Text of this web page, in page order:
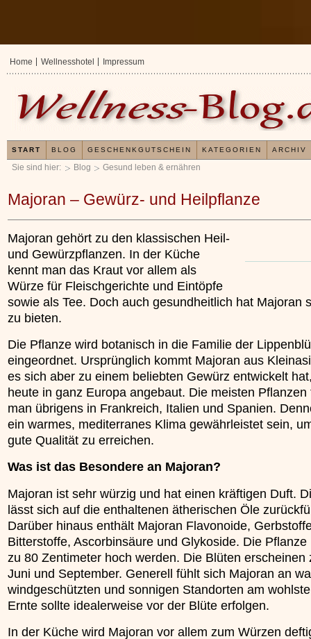
Sie sind hier: Blog Gesund leben & ernähren
Majoran – Gewürz- und Heilpflanze
Majoran gehört zu den klassischen Heil-
und Gewürzpflanzen. In der Küche
kennt man das Kraut vor allem als
Würze für Fleischgerichte und Eintöpfe
sowie als Tee. Doch auch gesundheitlich hat Majoran
zu bieten.
Die Pflanze wird botanisch in die Familie der
eingeordnet. Ursprünglich kommt Majoran aus
es sich aber zu einem beliebten Gewürz entwickelt
heute in ganz Europa angebaut. Die meisten Pflanzen
man übrigens in Frankreich, Italien und Spanien.
ein warmes, mediterranes Klima gewährleistet sein,
gute Qualität zu erreichen.
Was ist das Besondere an Majoran?
Majoran ist sehr würzig und hat einen kräftigen Duft.
lässt sich auf die enthaltenen ätherischen Öle
Darüber hinaus enthält Majoran Flavonoide,
Bitterstoffe, Ascorbinsäure und Glykoside. Die Pflanze
zu 80 Zentimeter hoch werden. Die Blüten erscheinen
Juni und September. Generell fühlt sich Majoran an
windgeschützten und sonnigen Standorten am
Ernte sollte idealerweise vor der Blüte erfolgen.
In der Küche wird Majoran vor allem zum Würzen
x
Erfahrungen mit und Anwendungsweisen von
»»»
Kleines Wellness
Home Wellnesshotel Impressum
START BLOG GESCHENKGUTSCHEIN KATEGORIEN ARCHIV